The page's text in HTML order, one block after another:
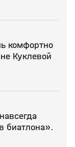
комфортно
Куклевой
биатлона».